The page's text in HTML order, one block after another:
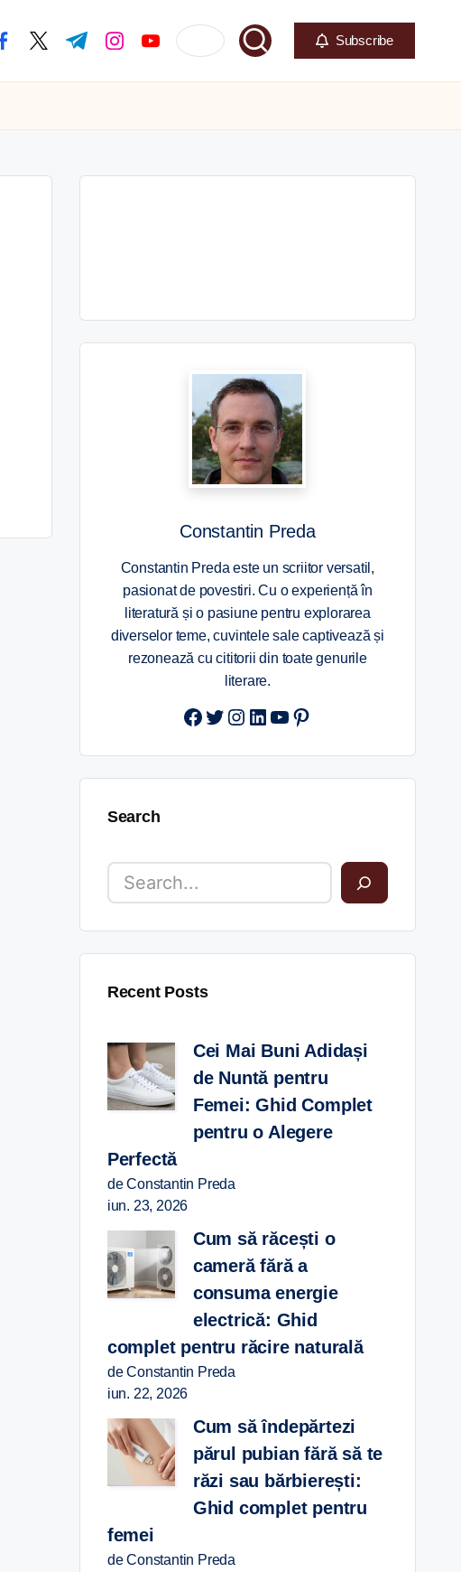
Subscribe
Constantin Preda
Constantin Preda este un scriitor versatil,
pasionat de povestiri. Cu o experiență în
literatură și o pasiune pentru explorarea
diverselor teme, cuvintele sale captivează și
rezonează cu cititorii din toate genurile
literare.
Twitter
Instagram
LinkedIn
YouTube
Pinterest
Search
Recent Posts
Cei Mai Buni Adidași
de Nuntă pentru
Femei: Ghid Complet
pentru o Alegere
Perfectă
de Constantin Preda
iun. 23, 2026
Cum să răcești o
cameră fără a
consuma energie
electrică: Ghid
complet pentru răcire naturală
de Constantin Preda
iun. 22, 2026
Cum să îndepărtezi
părul pubian fără să te
răzi sau bărbierești:
Ghid complet pentru
femei
de Constantin Preda